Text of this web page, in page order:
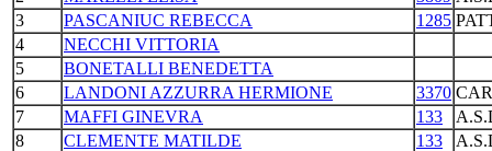
3
PASCANIUC REBECCA 1285
4
NECCHI VITTORIA
5
BONETALLI BENEDETTA
6
LANDONI AZZURRA HERMIONE 3370
7
MAFFI GINEVRA 133
8
CLEMENTE MATILDE 133